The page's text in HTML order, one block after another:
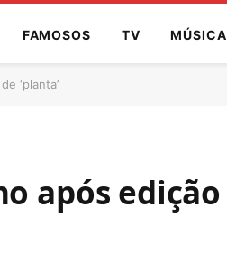
FAMOSOS TV MÚSICA
‘planta’
após edição